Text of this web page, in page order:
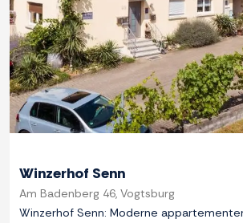
Winzerhof Senn
Am Badenberg 46, Vogtsburg
Winzerhof Senn: Moderne